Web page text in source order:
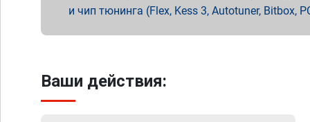
и чип тюнинга (Flex, Kess 3, Autotuner, Bitbox,
Ваши действия: